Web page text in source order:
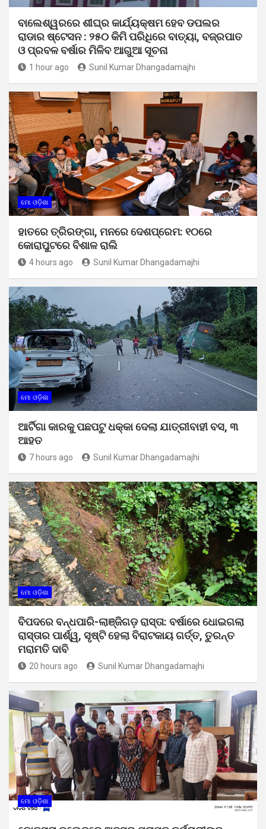
ବାଲେଶ୍ୱରରେ ଶୀଘ୍ର କାର୍ଯ୍ୟକ୍ଷମ ହେବ ଡପଲର
ରାଡାର ଷ୍ଟେସନ : ୨୫୦ କିମି ପରିଧିରେ ବାତ୍ୟା, ବଜ୍ରପାତ
ଓ ପ୍ରବଳ ବର୍ଷାର ମିଳିବ ଆଗୁଆ ସୂଚନା
1 hour ago Sunil Kumar Dhangadamajhi
ମୋ ଓଡ଼ିଶା
ହାତରେ ତ୍ରିରଙ୍ଗା, ମନରେ ଦେଶପ୍ରେମ: ୧୦ରେ
କୋରାପୁଟରେ ବିଶାଳ ରାଲି
4 hours ago Sunil Kumar Dhangadamajhi
ମୋ ଓଡ଼ିଶା
ଆର୍ଟିଗା କାରକୁ ପଛପଟୁ ଧକ୍କା ଦେଲା ଯାତ୍ରୀବାହୀ ବସ, ୩
ଆହତ
7 hours ago Sunil Kumar Dhangadamajhi
ମୋ ଓଡ଼ିଶା
ବିପଦରେ ବନ୍ଧପାରି-ଲାଞ୍ଜିଗଡ଼ ରାସ୍ତା: ବର୍ଷାରେ ଧୋଇଗଲା
ରାସ୍ତାର ପାର୍ଶ୍ୱ, ସୃଷ୍ଟି ହେଲା ବିରାଟକାୟ ଗର୍ତ୍ତ, ତୁରନ୍ତ
ମରାମତି ଦାବି
20 hours ago Sunil Kumar Dhangadamajhi
ମୋ ଓଡ଼ିଶା